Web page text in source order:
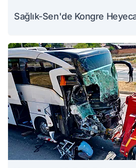
Sağlık-Sen'de Kongre